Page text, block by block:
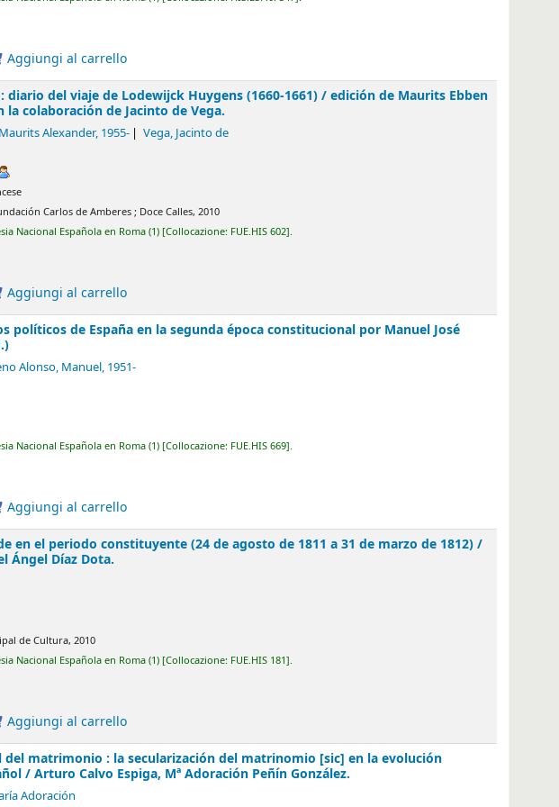
de Lodewijck Huygens (1660-1661) /edición de Maurits Ebben ; traducción
de Vega.
, 1955- Vega, Jacinto de
; Doce Calles,
en Roma(1) Collocazione:FUE.HIS 602 .
en la segunda época constitucional por Manuel José Quintana /Manuel
en Roma
constituyente (24 de agosto de 1811 a 31 de marzo de 1812) /edición,
en Roma(1) Collocazione:
: la secularización del matrinomio [sic] en la evolución histórica del
Adoración Peñín González.